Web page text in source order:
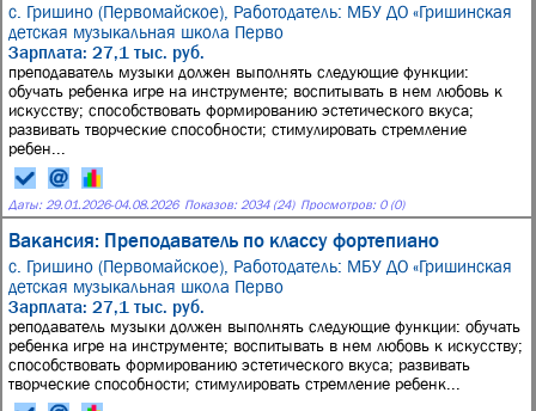
с. Гришино (Первомайское), Работодатель: МБУ ДО «Гришинская
детская музыкальная школа Перво
Зарплата: 27,1 тыс. руб.
преподаватель музыки должен выполнять следующие функции:
обучать ребенка игре на инструменте; воспитывать в нем любовь к
искусству; способствовать формированию эстетического вкуса;
развивать творческие способности; стимулировать стремление
ребен...
Даты: 29.01.2026-04.08.2026 Показов: 2034 (24) Просмотров: 0 (0)
Вакансия: Преподаватель по классу фортепиано
с. Гришино (Первомайское), Работодатель: МБУ ДО «Гришинская
детская музыкальная школа Перво
Зарплата: 27,1 тыс. руб.
реподаватель музыки должен выполнять следующие функции: обучать
ребенка игре на инструменте; воспитывать в нем любовь к искусству;
способствовать формированию эстетического вкуса; развивать
творческие способности; стимулировать стремление ребенк...